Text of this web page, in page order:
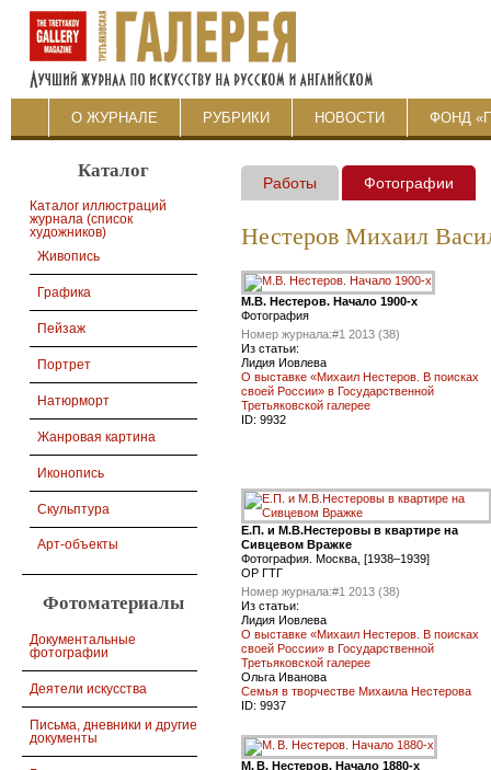
О ЖУРНАЛЕ РУБРИКИ НОВОСТИ ФОНД
Каталог
Каталог иллюстраций
журнала (список
художников)
Живопись
Графика
Пейзаж
Портрет
Натюрморт
Жанровая картина
Иконопись
Скульптура
Арт-объекты
Фотоматериалы
Документальные
фотографии
Деятели искусства
Письма, дневники и другие
документы
Работы Фотографии
Нестеров Михаил
М.В. Нестеров. Начало 1900-х
Фотография
Номер журнала:#1 2013 (38)
Из статьи:
Лидия Иовлева
О выставке «Михаил Нестеров. В поисках
своей России» в Государственной
Третьяковской галерее
ID: 9932
Е.П. и М.В.Нестеровы в квартире на
Сивцевом Вражке
Фотография. Москва, [1938–1939]
ОР ГТГ
Номер журнала:#1 2013 (38)
Из статьи:
Лидия Иовлева
О выставке «Михаил Нестеров. В поисках
своей России» в Государственной
Третьяковской галерее
Ольга Иванова
Семья в творчестве Михаила Нестерова
ID: 9937
М. В. Нестеров. Начало 1880-х